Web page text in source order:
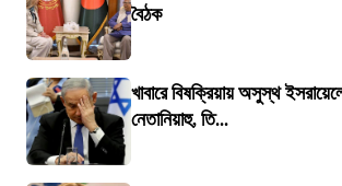
বৈঠক
খাবারে বিষক্রিয়ায় অসুস্থ
নেতানিয়াহু, তি...